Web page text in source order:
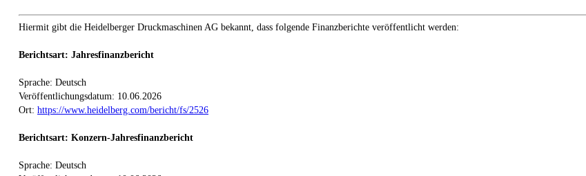
Hiermit gibt die Heidelberger Druckmaschinen AG bekannt, dass folgende Finanzberichte veröffentlicht werden:
Berichtsart: Jahresfinanzbericht
Sprache: Deutsch
Veröffentlichungsdatum: 10.06.2026
Ort: https://www.heidelberg.com/bericht/fs/2526
Berichtsart: Konzern-Jahresfinanzbericht
Sprache: Deutsch